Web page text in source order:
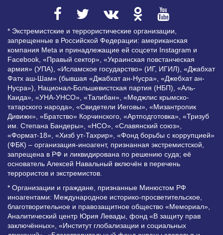
* Экстремистские и террористические организации,
запрещенные в Российской Федерации: американская
компания Meta и принадлежащие ей соцсети Instagram и
Facebook, «Правый сектор», «Украинская повстанческая
армия» (УПА), «Исламское государство» (ИГ, ИГИЛ), «Джабхат
Фатх аш-Шам» (бывшая «Джабхат ан-Нусра», «Джебхат ан-
Нусра»), Национал-Большевистская партия (НБП), «Аль-
Каида», «УНА-УНСО», «Талибан», «Меджлис крымско-
татарского народа», «Свидетели Иеговы», «Мизантропик
Дивижн», «Братство» Корчинского, «Артподготовка», «Тризуб
им. Степана Бандеры», «НСО», «Славянский союз»,
«Формат-18», «Хизб ут-Тахрир», «Фонд борьбы с коррупцией»
(ФБК) – организация-иноагент, признанная экстремистской,
запрещена в РФ и ликвидирована по решению суда; её
основатель Алексей Навальный включён в перечень
террористов и экстремистов.
* Организации и граждане, признанные Минюстом РФ
иноагентами: Международное историко-просветительское,
благотворительное и правозащитное общество «Мемориал»,
Аналитический центр Юрия Левады, фонд «В защиту прав
заключённых», «Институт глобализации и социальных